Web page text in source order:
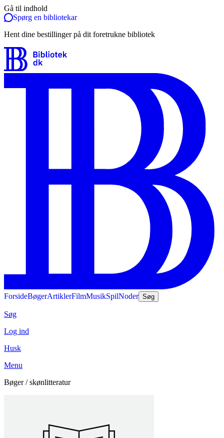
Gå til indhold
Spørg en bibliotekar
Hent dine bestillinger på dit foretrukne bibliotek
ForsideBøgerArtiklerFilmMusikSpilNoder Søg
Søg
Log ind
Husk
Menu
Bøger / skønlitteratur